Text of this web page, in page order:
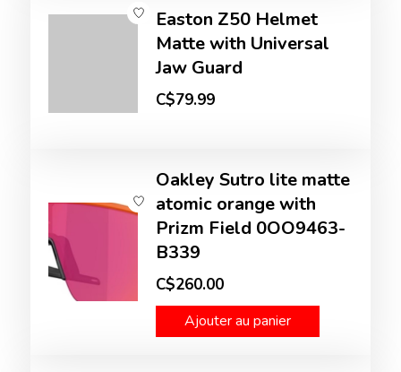
Easton Z50 Helmet
Matte with Universal
Jaw Guard
C$79.99
Oakley Sutro lite matte
atomic orange with
Prizm Field 0OO9463-
B339
C$260.00
Ajouter au panier